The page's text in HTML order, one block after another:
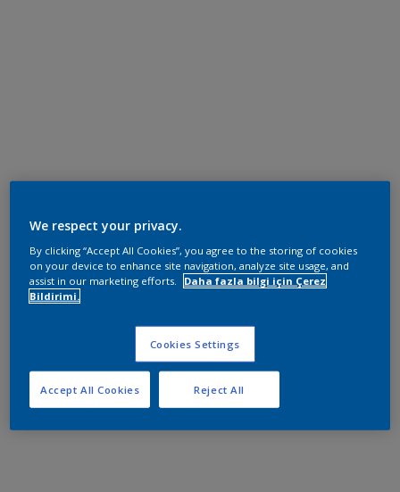
We respect your privacy.
By clicking “Accept All Cookies”, you agree to the storing of cookies
on your device to enhance site navigation, analyze site usage, and
assist in our marketing efforts.
Daha fazla bilgi için Çerez
Bildirimi.
Cookies Settings
Reject All
Accept All Cookies